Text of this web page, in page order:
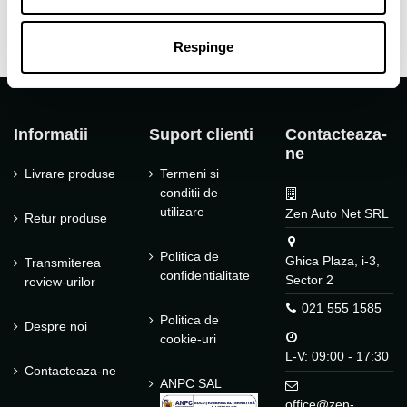
Respinge
Informatii
Livrare produse
Retur produse
Transmiterea
review-urilor
Despre noi
Contacteaza-ne
Suport clienti
Termeni si
conditii de
utilizare
Politica de
confidentialitate
Politica de
cookie-uri
ANPC SAL
Contacteaza-
ne
Zen Auto Net SRL
Ghica Plaza, i-3,
Sector 2
021 555 1585
L-V: 09:00 - 17:30
office@zen-